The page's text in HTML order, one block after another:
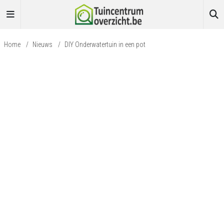
Home / Nieuws / DIY Onderwatertuin in een pot